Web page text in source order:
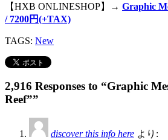
【HXB ONLINESHOP】→ Graphic
/ 7200円(+TAX)
TAGS: New
2,916 Responses to “Graphic
Reef””
discover this info here より: